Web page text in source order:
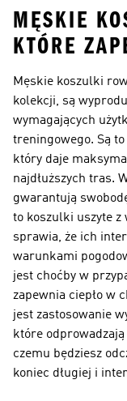
MĘSKIE
KTÓRE
Męskie koszulki
kolekcji, są
wymagających
treningowego. Są
który daje
najdłuższych tras.
gwarantują
to koszulki uszyte
sprawia, że ich
warunkami
jest choćby w
zapewnia ciepło w
jest zastosowanie
które
czemu będziesz
koniec długiej i